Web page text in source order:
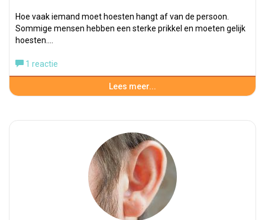
Hoe vaak iemand moet hoesten hangt af van de persoon.
Sommige mensen hebben een sterke prikkel en moeten gelijk
hoesten.…
1 reactie
Lees meer...